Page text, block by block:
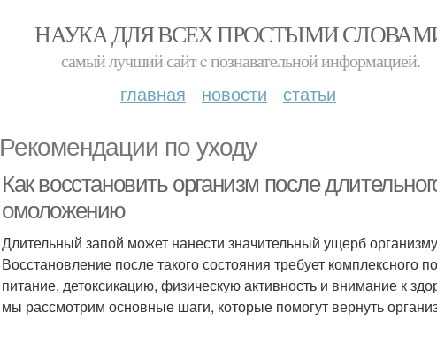
НАУКА ДЛЯ ВСЕХ ПРОСТЫМИ
самый лучший сайт c познавательной информацией.
главная новости статьи
Рекомендации по уходу
Как восстановить организм после
омоложению
Длительный запой может нанести значительный ущерб
Восстановление после такого состояния требует комплексного
питание, детоксикацию, физическую активность и внимание к
мы рассмотрим основные шаги, которые помогут вернуть